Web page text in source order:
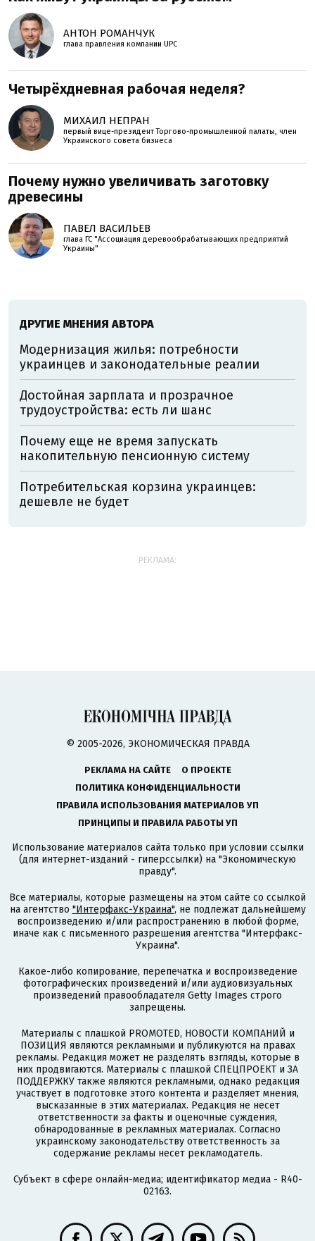
АНТОН РОМАНЧУК
глава правления компании UPC
Четырёхдневная рабочая неделя?
МИХАИЛ НЕПРАН
первый вице-президент Торгово-промышленной палаты, член
Украинского совета бизнеса
Почему нужно увеличивать заготовку
древесины
ПАВЕЛ ВАСИЛЬЕВ
глава ГС "Ассоциация деревообрабатывающих предприятий
Украины"
ДРУГИЕ МНЕНИЯ АВТОРА
Модернизация жилья: потребности
украинцев и законодательные реалии
Достойная зарплата и прозрачное
трудоустройства: есть ли шанс
Почему еще не время запускать
накопительную пенсионную систему
Потребительская корзина украинцев:
дешевле не будет
РЕКЛАМА:
© 2005-2026, ЭКОНОМИЧЕСКАЯ ПРАВДА
РЕКЛАМА НА САЙТЕ
О ПРОЕКТЕ
ПОЛИТИКА КОНФИДЕНЦИАЛЬНОСТИ
ПРАВИЛА ИСПОЛЬЗОВАНИЯ МАТЕРИАЛОВ УП
ПРИНЦИПЫ И ПРАВИЛА РАБОТЫ УП
Использование материалов сайта только при условии ссылки
(для интернет-изданий - гиперссылки) на "Экономическую
правду".
Все материалы, которые размещены на этом сайте со ссылкой
на агентство "Интерфакс-Украина", не подлежат дальнейшему
воспроизведению и/или распространению в любой форме,
иначе как с письменного разрешения агентства "Интерфакс-
Украина".
Какое-либо копирование, перепечатка и воспроизведение
фотографических произведений и/или аудиовизуальных
произведений правообладателя Getty Images строго
запрещены.
Материалы с плашкой PROMOTED, НОВОСТИ КОМПАНИЙ и
ПОЗИЦИЯ являются рекламными и публикуются на правах
рекламы. Редакция может не разделять взгляды, которые в
них продвигаются. Материалы с плашкой СПЕЦПРОЕКТ и ЗА
ПОДДЕРЖКУ также являются рекламными, однако редакция
участвует в подготовке этого контента и разделяет мнения,
высказанные в этих материалах. Редакция не несет
ответственности за факты и оценочные суждения,
обнародованные в рекламных материалах. Согласно
украинскому законодательству ответственность за
содержание рекламы несет рекламодатель.
Субъект в сфере онлайн-медиа; идентификатор медиа - R40-
02163.